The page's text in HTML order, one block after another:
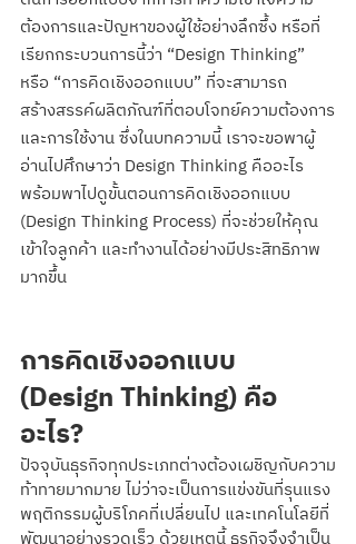
ต้องการและปัญหาของผู้ใช้อย่างลึกซึ้ง หรือที่
เรียกกระบวนการนี้ว่า “Design Thinking”
หรือ “การคิดเชิงออกแบบ” ที่จะสามารถ
สร้างสรรค์ผลิตภัณฑ์ที่ตอบโจทย์ความต้องการ
และการใช้งาน ซึ่งในบทความนี้ เราจะขอพาผู้
อ่านไปศึกษาว่า Design Thinking คืออะไร
พร้อมพาไปดูขั้นตอนการคิดเชิงออกแบบ
(Design Thinking Process) ที่จะช่วยให้คุณ
เข้าใจลูกค้า และทำงานได้อย่างมีประสิทธิภาพ
มากขึ้น
การคิดเชิงออกแบบ
(Design Thinking) คือ
อะไร?
ปัจจุบันธุรกิจทุกประเภทต่างต้องเผชิญกับความ
ท้าทายมากมาย ไม่ว่าจะเป็นการแข่งขันที่รุนแรง
พฤติกรรมผู้บริโภคที่เปลี่ยนไป และเทคโนโลยีที่